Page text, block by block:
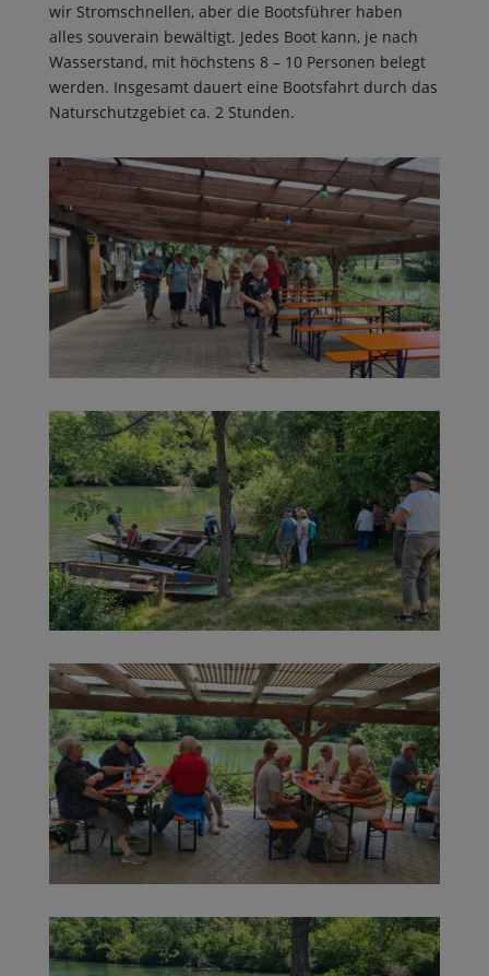
wir Stromschnellen, aber die Bootsführer haben
alles souverain bewältigt. Jedes Boot kann, je nach
Wasserstand, mit höchstens 8 – 10 Personen belegt
werden. Insgesamt dauert eine Bootsfahrt durch das
Naturschutzgebiet ca. 2 Stunden.